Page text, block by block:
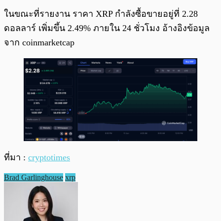
ในขณะที่รายงาน ราคา XRP กำลังซื้อขายอยู่ที่ 2.28
ดอลลาร์ เพิ่มขึ้น 2.49% ภายใน 24 ชั่วโมง อ้างอิงข้อมูล
จาก coinmarketcap
ที่มา : cryptotimes
Brad Garlinghouse xrp